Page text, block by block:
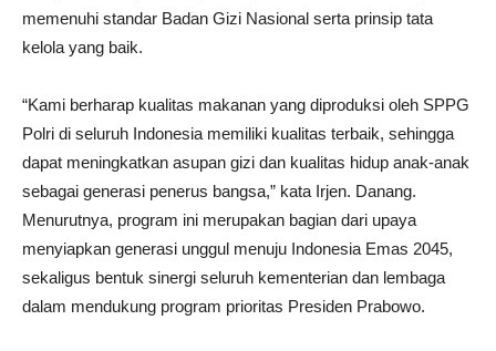
memenuhi standar Badan Gizi Nasional serta prinsip tata
kelola yang baik.
“Kami berharap kualitas makanan yang diproduksi oleh SPPG
Polri di seluruh Indonesia memiliki kualitas terbaik, sehingga
dapat meningkatkan asupan gizi dan kualitas hidup anak-anak
sebagai generasi penerus bangsa,” kata Irjen. Danang.
Menurutnya, program ini merupakan bagian dari upaya
menyiapkan generasi unggul menuju Indonesia Emas 2045,
sekaligus bentuk sinergi seluruh kementerian dan lembaga
dalam mendukung program prioritas Presiden Prabowo.